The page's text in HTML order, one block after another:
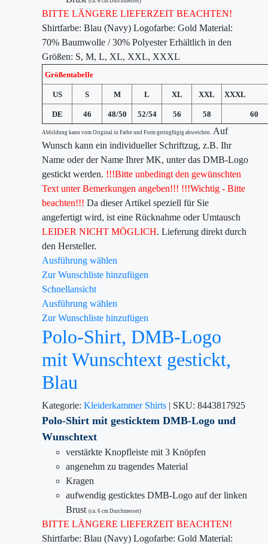
BITTE LÄNGERE LIEFERZEIT BEACHTEN!
Shirtfarbe: Blau (Navy) Logofarbe: Gold Material:
70% Baumwolle / 30% Polyester Erhältlich in den
Größen: S, M, L, XL, XXL, XXXL
Größentabelle
US S M L XL XXL XXXL
DE 46 48/50 52/54 56 58 60
Abbildung kann vom Original in Farbe und Form geringfügig abweichen. Auf
Wunsch kann ein individueller Schriftzug, z.B. Ihr
Name oder der Name Ihrer MK, unter das DMB-Logo
gestickt werden. !!!Bitte unbedingt den gewünschten
Text unter Bemerkungen angeben!!! !!!Wichtig - Bitte
beachten!!! Da dieser Artikel speziell für Sie
angefertigt wird, ist eine Rücknahme oder Umtausch
LEIDER NICHT MÖGLICH. Lieferung direkt durch
den Hersteller.
Ausführung wählen
Zur Wunschliste hinzufügen
Schnellansicht
Ausführung wählen
Zur Wunschliste hinzufügen
Polo-Shirt, DMB-Logo
mit Wunschtext gestickt,
Blau
Kategorie: Kleiderkammer Shirts | SKU: 8443817925
Polo-Shirt mit gesticktem DMB-Logo und
Wunschtext
verstärkte Knopfleiste mit 3 Knöpfen
angenehm zu tragendes Material
Kragen
aufwendig gesticktes DMB-Logo auf der linken
Brust (ca. 6 cm Durchmesser)
BITTE LÄNGERE LIEFERZEIT BEACHTEN!
Shirtfarbe: Blau (Navy) Logofarbe: Gold Material: